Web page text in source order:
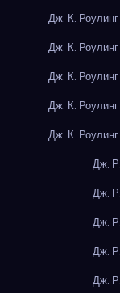
Дж. К.
Дж. К.
Дж. К.
Дж. К.
Дж. К.
Дж.
Дж.
Дж.
Дж.
Дж.